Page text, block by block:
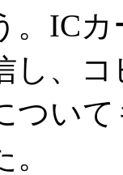
。IC
し、コ
つい
。